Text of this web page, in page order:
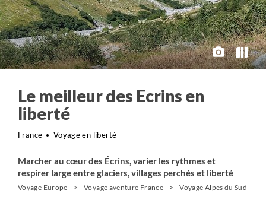
Le meilleur des Ecrins en
liberté
France Voyage en liberté
Marcher au cœur des Écrins, varier les rythmes et
respirer large entre glaciers, villages perchés et liberté
Voyage Europe Voyage aventure France Voyage Alpes du Sud